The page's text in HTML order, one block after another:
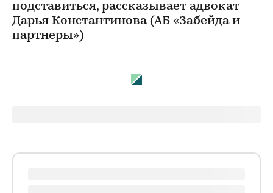
подставиться, рассказывает адвокат
Дарья Константинова (АБ «Забейда и
партнеры»)